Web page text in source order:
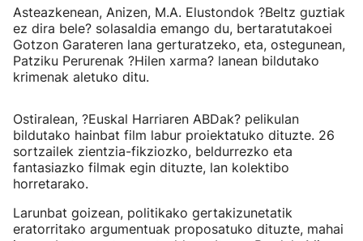
Asteazkenean, Anizen, M.A. Elustondok ?Beltz guztiak
ez dira bele? solasaldia emango du, bertaratutakoei
Gotzon Garateren lana gerturatzeko, eta, ostegunean,
Patziku Perurenak ?Hilen xarma? lanean bildutako
krimenak aletuko ditu.
Ostiralean, ?Euskal Harriaren ABDak? pelikulan
bildutako hainbat film labur proiektatuko dituzte. 26
sortzailek zientzia-fikziozko, beldurrezko eta
fantasiazko filmak egin dituzte, lan kolektibo
horretarako.
Larunbat goizean, politikako gertakizunetatik
eratorritako argumentuak proposatuko dituzte, mahai